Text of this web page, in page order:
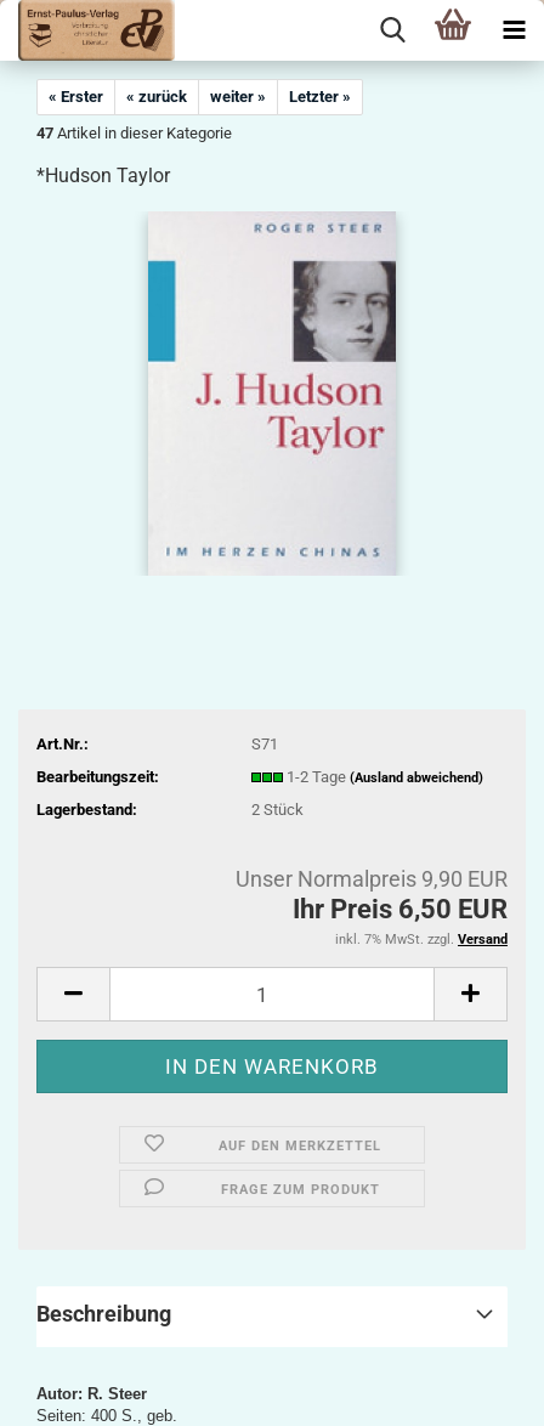
« Erster « zurück weiter »
Letzter »
47 Artikel in dieser Kategorie
*Hudson Taylor
Art.Nr.:
S71
Bearbeitungszeit:
1-2 Tage (Ausland abweichend)
Lagerbestand: 2 Stück
Unser Normalpreis 9,90 EUR
Ihr Preis 6,50 EUR
inkl. 7% MwSt. zzgl. Versand
AUF DEN MERKZETTEL
FRAGE ZUM PRODUKT
Beschreibung
Autor: R. Steer
Seiten: 400 S., geb.